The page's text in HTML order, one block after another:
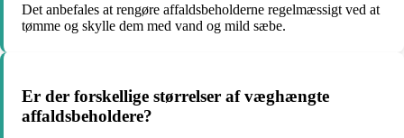
Det anbefales at rengøre affaldsbeholderne regelmæssigt ved at
tømme og skylle dem med vand og mild sæbe.
Er der forskellige størrelser af væghængte
affaldsbeholdere?